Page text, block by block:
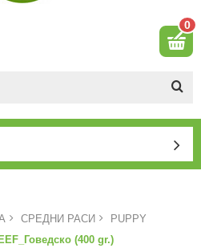
0
СРЕДНИ РАСИ
PUPPY
(400 gr.)